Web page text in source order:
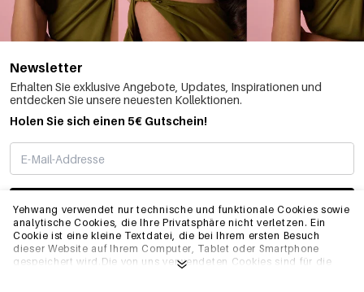
Yehwang verwendet nur technische und funktionale Cookies sowie
analytische Cookies, die Ihre Privatsphäre nicht verletzen. Ein
Cookie ist eine kleine Textdatei, die bei Ihrem ersten Besuch
dieser Website auf Ihrem Computer, Tablet oder Smartphone
gespeichert wird.Die von uns verwendeten Cookies sind für die
Newsletter
Erhalten Sie exklusive Angebote, Updates, Inspirationen und
entdecken Sie unsere neuesten Kollektionen.
Holen Sie sich einen 5€ Gutschein!
ABONNIEREN
INFO